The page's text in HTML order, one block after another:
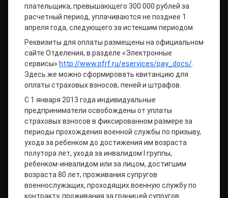
плательщика, превышающего 300 000 рублей за
расчетный период, уплачиваются не позднее 1
апреля года, следующего за истекшим периодом.
Реквизиты для оплаты размещены на официальном
сайте Отделения, в разделе «Электронные
сервисы» http://www.pfrf.ru/eservices/pay_docs/
Здесь же можно сформировать квитанцию для
оплаты страховых взносов, пеней и штрафов.
С 1 января 2013 года индивидуальные
предприниматели освобождены от уплаты
страховых взносов в фиксированном размере за
периоды прохождения военной службы по призыву,
ухода за ребенком до достижения им возраста
полутора лет, ухода за инвалидом I группы,
ребенком-инвалидом или за лицом, достигшим
возраста 80 лет, проживания супругов
военнослужащих, проходящих военную службу по
контракту, проживания за границей супругов